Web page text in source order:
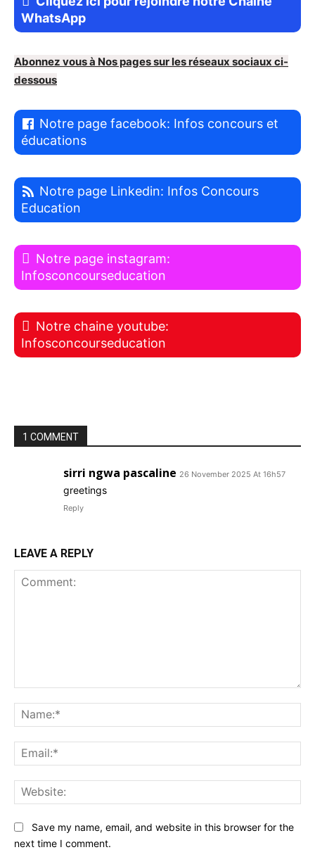
WhatsApp
Abonnez vous à Nos pages sur les réseaux sociaux ci-
dessous
Notre page facebook: Infos concours et
éducations
Notre page Linkedin: Infos Concours
Education
Notre page instagram:
Infosconcourseducation
Notre chaine youtube:
Infosconcourseducation
1 COMMENT
sirri ngwa pascaline 26 November 2025 At 16h57
greetings
Reply
LEAVE A REPLY
Save my name, email, and website in this browser for the
next time I comment.